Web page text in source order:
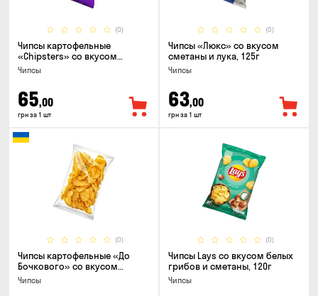
(0)
Чипсы картофельные
«Chipsters» со вкусом
острый удон, 100г
Чипсы
65,00
грн за 1 шт
(0)
Чипсы «Люкс» со вкусом
сметаны и лука, 125г
Чипсы
63,00
грн за 1 шт
(0)
Чипсы картофельные «До
Бочкового» со вкусом
сметаны с зеленью, 100г
Чипсы
(0)
Чипсы Lays со вкусом белых
грибов и сметаны, 120г
Чипсы